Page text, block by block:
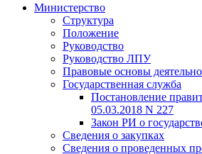
Министерство
Структура
Положение
Руководство
Руководство ЛПУ
Правовые основы
Государственная служба
Постановление
05.03.2018 N 227
Закон РИ о
Сведения о закупках
Сведения о проведенных